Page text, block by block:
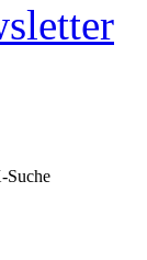
Suche